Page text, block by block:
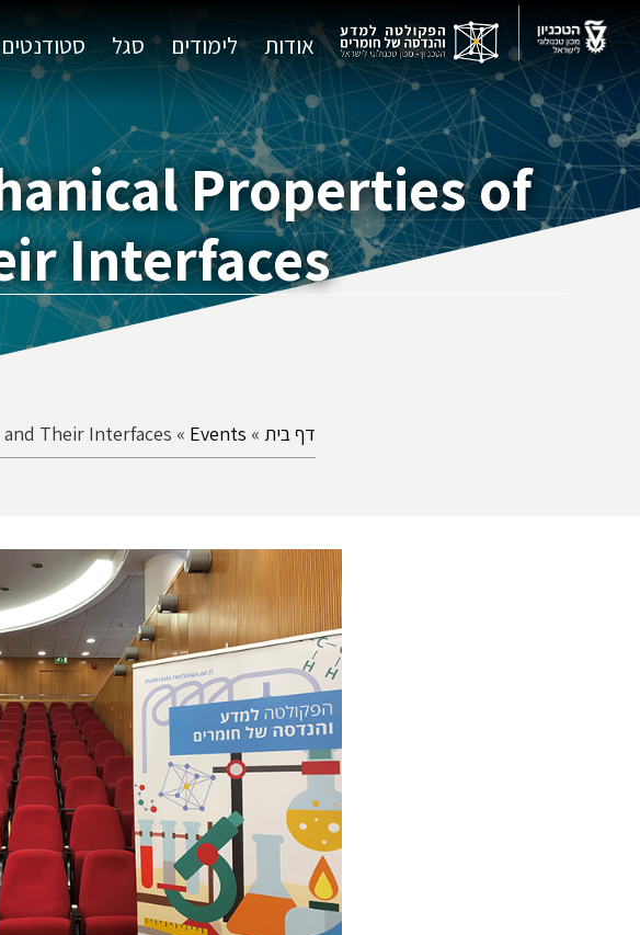
אודות לימודים סגל סטודנטים
Properties of
Interfaces
דף בית »
Events
»
Their Interfaces